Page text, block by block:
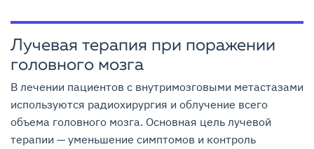
Лучевая терапия при поражении
головного мозга
В лечении пациентов с внутримозговыми метастазами
используются радиохирургия и облучение всего
объема головного мозга. Основная цель лучевой
терапии — уменьшение симптомов и контроль